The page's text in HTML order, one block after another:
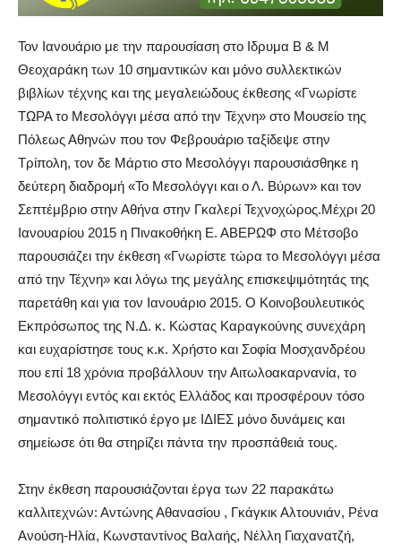
Τον Ιανουάριο με την παρουσίαση στο Ιδρυμα Β & Μ
Θεοχαράκη των 10 σημαντικών και μόνο συλλεκτικών
βιβλίων τέχνης και της μεγαλειώδους έκθεσης «Γνωρίστε
ΤΩΡΑ το Μεσολόγγι μέσα από την Τέχνη» στο Μουσείο της
Πόλεως Αθηνών που τον Φεβρουάριο ταξίδεψε στην
Τρίπολη, τον δε Μάρτιο στο Μεσολόγγι παρουσιάσθηκε η
δεύτερη διαδρομή «Το Μεσολόγγι και ο Λ. Βύρων» και τον
Σεπτέμβριο στην Αθήνα στην Γκαλερί Τεχνοχώρος.Μέχρι 20
Ιανουαρίου 2015 η Πινακοθήκη Ε. ΑΒΕΡΩΦ στο Μέτσοβο
παρουσιάζει την έκθεση «Γνωρίστε τώρα το Μεσολόγγι μέσα
από την Τέχνη» και λόγω της μεγάλης επισκεψιμότητάς της
παρετάθη και για τον Ιανουάριο 2015. Ο Κοινοβουλευτικός
Εκπρόσωπος της Ν.Δ. κ. Κώστας Καραγκούνης συνεχάρη
και ευχαρίστησε τους κ.κ. Χρήστο και Σοφία Μοσχανδρέου
που επί 18 χρόνια προβάλλουν την Αιτωλοακαρνανία, το
Μεσολόγγι εντός και εκτός Ελλάδος και προσφέρουν τόσο
σημαντικό πολιτιστικό έργο με ΙΔΙΕΣ μόνο δυνάμεις και
σημείωσε ότι θα στηρίζει πάντα την προσπάθειά τους.
Στην έκθεση παρουσιάζονται έργα των 22 παρακάτω
καλλιτεχνών: Αντώνης Αθανασίου , Γκάγκικ Αλτουνιάν, Ρένα
Ανούση-Ηλία, Κωνσταντίνος Βαλαής, Νέλλη Γιαχανατζή,